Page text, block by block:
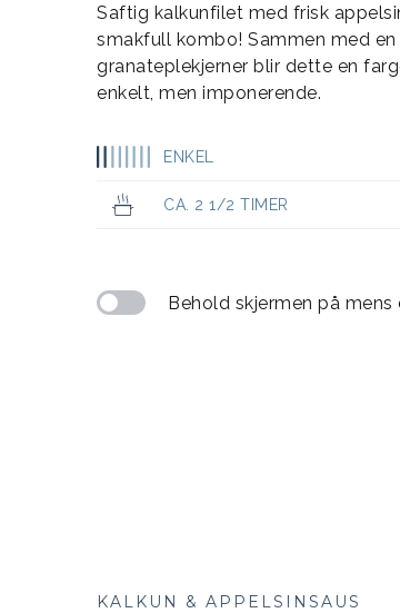
Saftig kalkunfilet med frisk
smakfull kombo! Sammen med
granateplekjerner blir dette en
enkelt, men imponerende.
ENKEL
CA. 2 1/2 TIMER
Behold skjermen på
KALKUN & APPELSINSAUS